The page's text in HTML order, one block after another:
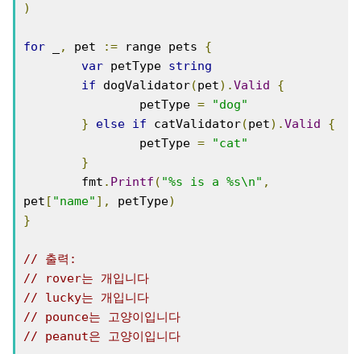
)
for , pet := range pets {
var petType string
if dogValidator(pet).Valid
{
		petType
=
"dog"
}
else if catValidator(pet).Valid
{
		petType
=
"cat"
}
	fmt
. Printf ( "%s is a %s\n" ,
pet [ "name" ], petType)
}
// 출력:
// rover는 개입니다
// lucky는 개입니다
// pounce는 고양이입니다
// peanut은 고양이입니다